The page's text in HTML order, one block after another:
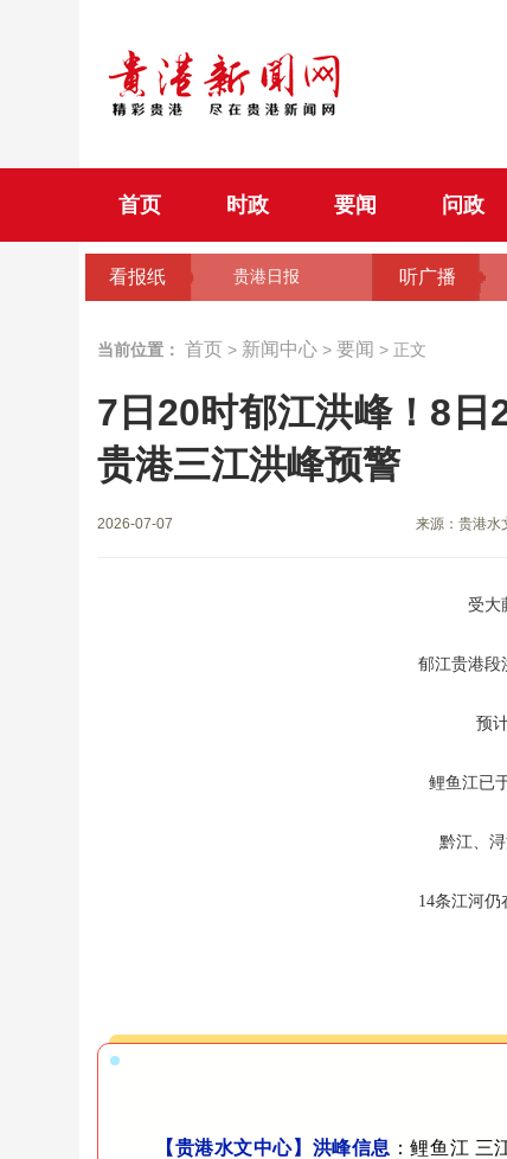
首页 时政 要闻 问政
看报纸 贵港日报 听广播
当前位置： 首页 > 新闻中心 > 要闻 > 正文
7日20时郁江洪峰！8日
贵港三江洪峰预警
2026-07-07 来源：贵港水
受大
郁江贵港段
预
鲤鱼江已
黔江、
14条江河
【贵港水文中心】洪峰信息 ：鲤鱼江 三